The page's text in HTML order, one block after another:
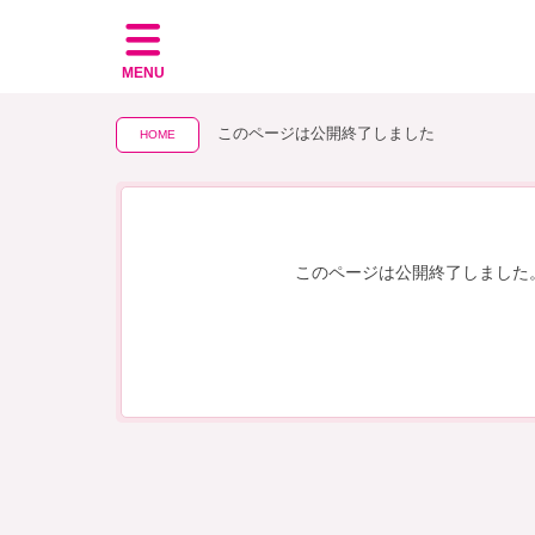
MENU
HOME このページは公開終了しました
このページは公開終了しました